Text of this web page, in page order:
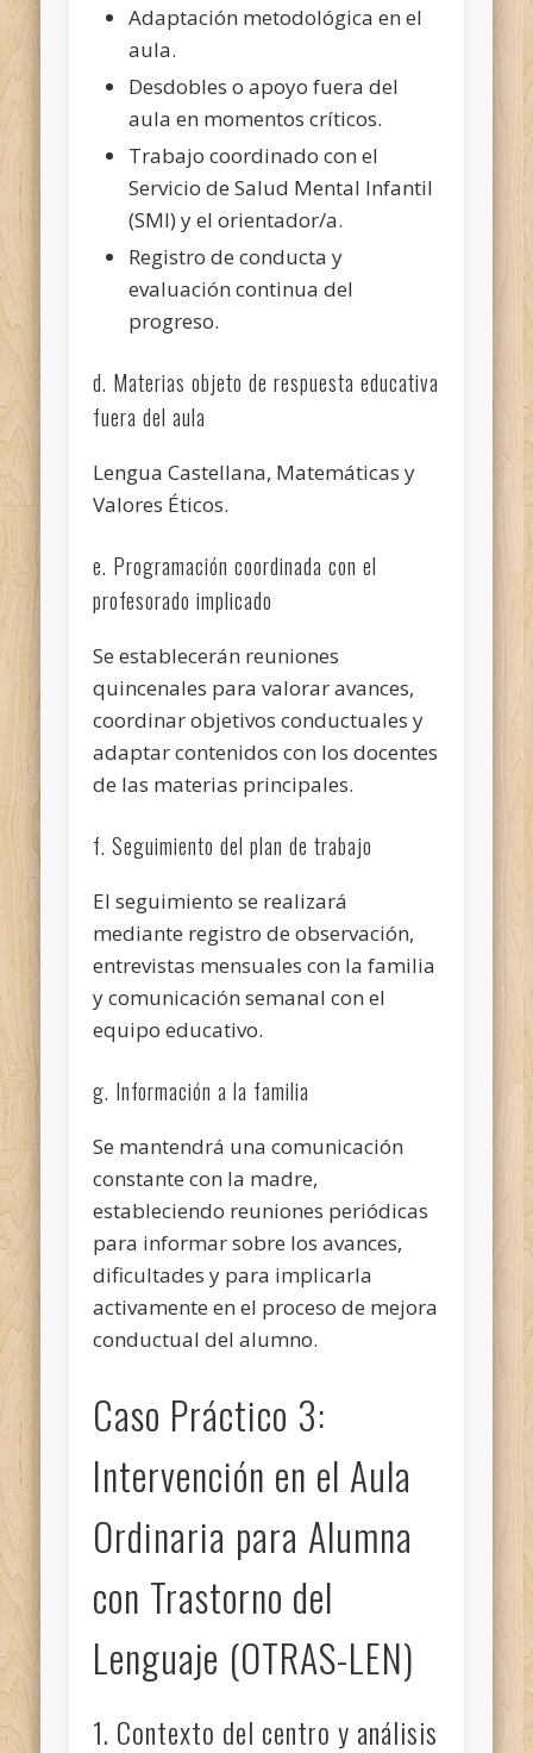
Adaptación metodológica en el
aula.
Desdobles o apoyo fuera del
aula en momentos críticos.
Trabajo coordinado con el
Servicio de Salud Mental Infantil
(SMI) y el orientador/a.
Registro de conducta y
evaluación continua del
progreso.
d. Materias objeto de respuesta educativa
fuera del aula
Lengua Castellana, Matemáticas y
Valores Éticos.
e. Programación coordinada con el
profesorado implicado
Se establecerán reuniones
quincenales para valorar avances,
coordinar objetivos conductuales y
adaptar contenidos con los docentes
de las materias principales.
f. Seguimiento del plan de trabajo
El seguimiento se realizará
mediante registro de observación,
entrevistas mensuales con la familia
y comunicación semanal con el
equipo educativo.
g. Información a la familia
Se mantendrá una comunicación
constante con la madre,
estableciendo reuniones periódicas
para informar sobre los avances,
dificultades y para implicarla
activamente en el proceso de mejora
conductual del alumno.
Caso Práctico 3:
Intervención en el Aula
Ordinaria para Alumna
con Trastorno del
Lenguaje (OTRAS-LEN)
1. Contexto del centro y análisis